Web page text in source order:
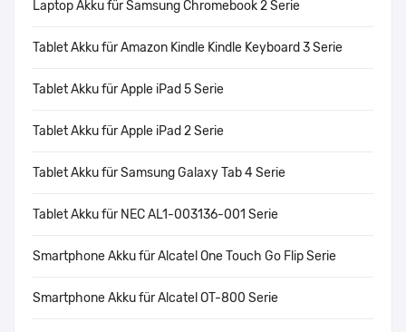
Laptop Akku für Samsung Chromebook 2 Serie
Tablet Akku für Amazon Kindle Kindle Keyboard 3 Serie
Tablet Akku für Apple iPad 5 Serie
Tablet Akku für Apple iPad 2 Serie
Tablet Akku für Samsung Galaxy Tab 4 Serie
Tablet Akku für NEC AL1-003136-001 Serie
Smartphone Akku für Alcatel One Touch Go Flip Serie
Smartphone Akku für Alcatel OT-800 Serie